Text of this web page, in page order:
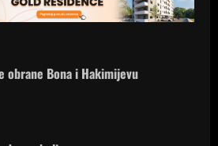
obrane Bona i Hakimijevu